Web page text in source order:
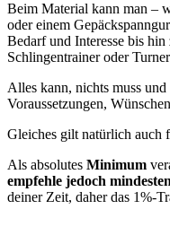
Beim Material kann man –
oder einem
Bedarf und Interesse bis
Schlingentrainer oder
Alles kann, nichts muss
Voraussetzungen,
Gleiches gilt natürlich auch
Als absolutes Minimum
empfehle jedoch
deiner Zeit, daher das 1%-